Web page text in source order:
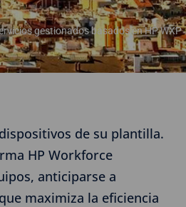
gestionados basados en HP WXP
de su plantilla.
HP Workforce
anticiparse a
maximiza la eficiencia